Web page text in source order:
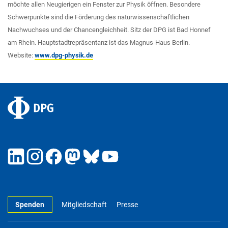
möchte allen Neugierigen ein Fenster zur Physik öffnen. Besondere
Schwerpunkte sind die Förderung des naturwissenschaftlichen
Nachwuchses und der Chancengleichheit. Sitz der DPG ist Bad Honnef
am Rhein. Hauptstadtrepräsentanz ist das Magnus-Haus Berlin.
Website: www.dpg-physik.de
Spenden Mitgliedschaft Presse